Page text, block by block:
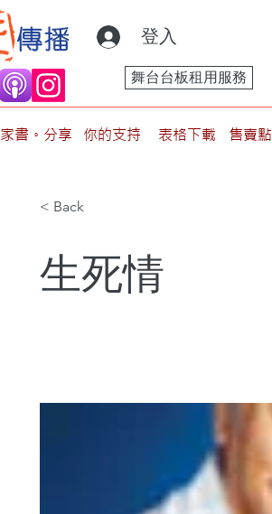
登入
舞台台板租用服務
家書。分享 你的支持 表格下載 售賣點
< Back
生死情